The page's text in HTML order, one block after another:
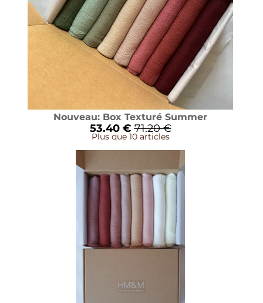
Nouveau: Box Texturé Summer
53.40 € 71.20 €
Plus que 10 articles